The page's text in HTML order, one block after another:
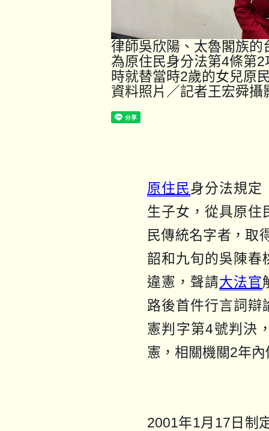
律師吳欣陽、太魯閣族
為原住民身分法第4條第
時就替當時2歲的女兒原
原住民身分法規定
生子女，從具原住
民傳統名字者，取
韶和九旬的吳陳春
違憲，聲請大法官
路後首件行言詞辯
憲判字第4號判決
憲，相關機關2年
2001年1月17日制